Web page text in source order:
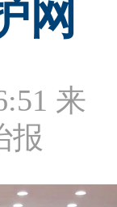
网
来
报